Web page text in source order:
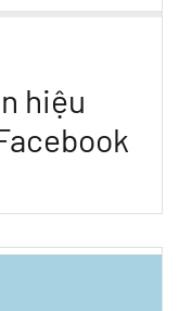
hiệu